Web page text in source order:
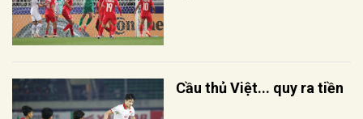
Cầu thủ Việt... quy ra tiền